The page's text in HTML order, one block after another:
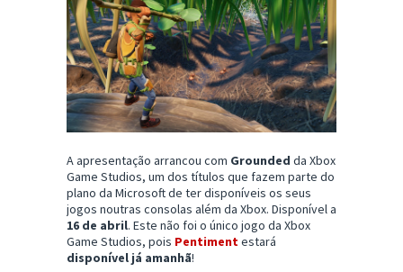
A apresentação arrancou com Grounded da Xbox
Game Studios, um dos títulos que fazem parte do
plano da Microsoft de ter disponíveis os seus
jogos noutras consolas além da Xbox. Disponível a
16 de abril. Este não foi o único jogo da Xbox
Game Studios, pois Pentiment estará
disponível já amanhã!